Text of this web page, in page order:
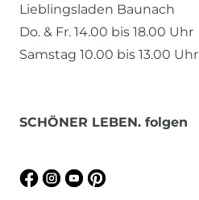
Lieblingsladen Baunach
Do. & Fr. 14.00 bis 18.00 Uhr
Samstag 10.00 bis 13.00 Uhr
SCHÖNER LEBEN. folgen